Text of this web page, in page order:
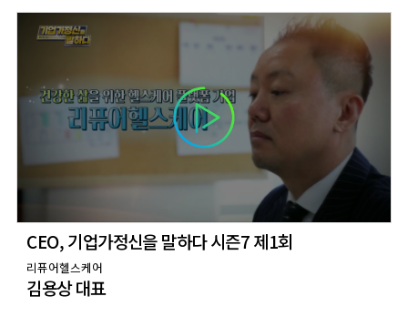
CEO, 기업가정신을 말하다 시즌7 제1회
리퓨어헬스케어
김용상 대표